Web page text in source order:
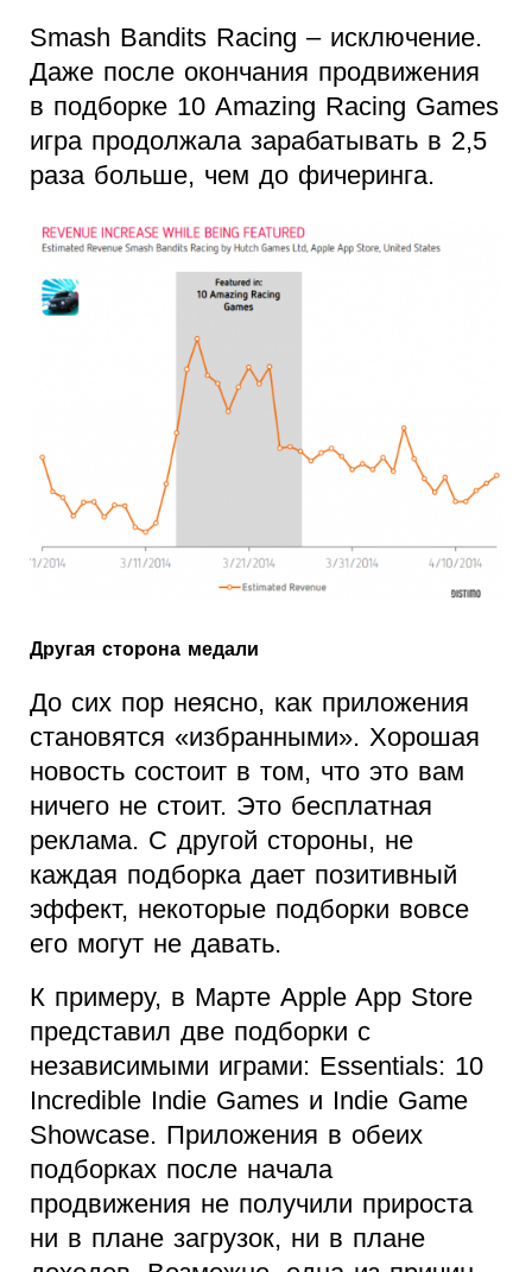
Smash Bandits Racing – исключение.
Даже после окончания продвижения
в подборке 10 Amazing Racing Games
игра продолжала зарабатывать в 2,5
раза больше, чем до фичеринга.
Другая сторона медали
До сих пор неясно, как приложения
становятся «избранными». Хорошая
новость состоит в том, что это вам
ничего не стоит. Это бесплатная
реклама. С другой стороны, не
каждая подборка дает позитивный
эффект, некоторые подборки вовсе
его могут не давать.
К примеру, в Марте Apple App Store
представил две подборки с
независимыми играми: Essentials: 10
Incredible Indie Games и Indie Game
Showcase. Приложения в обеих
подборках после начала
продвижения не получили прироста
ни в плане загрузок, ни в плане